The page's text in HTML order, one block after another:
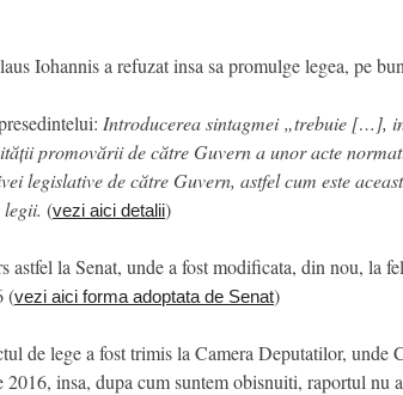
Iohannis a refuzat insa sa promulge legea, pe
Introducerea sintagmei „trebuie […],
promovării de către Guvern a unor acte
legislative de către Guvern, astfel cum este
(vezi aici detalii)
astfel la Senat, unde a fost modificata, din nou, la
(vezi aici forma adoptata de Senat)
de lege a fost trimis la Camera Deputatilor, unde
2016, insa, dupa cum suntem obisnuiti, raportul nu